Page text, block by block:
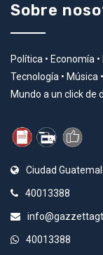
Sobre
Política • Economía
Tecnología • Música
Mundo a un click de
Ciudad
40013388
40013388